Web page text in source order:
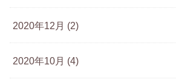
2020年12月 (2)
2020年10月 (4)